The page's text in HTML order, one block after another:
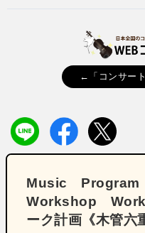
←「コンサー
Music
Workshop
ーク計画《木管六